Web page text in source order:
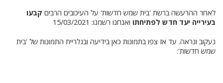
לאחר ההרעשה ברשת 'בית שמש חדשות' על העיכובים הרבים קבעו
בעירייה יעד חדש לפתיחתו ואנחנו רשמנו: 15/03/2021
נעקוב ונראה. עד אז צפו בתמונות כאן בידיעה ובגלריית התמונות של 'בית
שמש חדשות':